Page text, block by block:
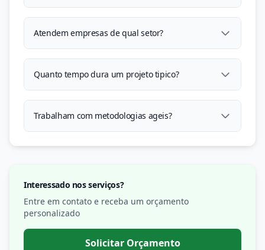
Atendem empresas de qual setor?
Quanto tempo dura um projeto tipico?
Trabalham com metodologias ageis?
Interessado nos serviços?
Entre em contato e receba um orçamento
personalizado
Solicitar Orçamento